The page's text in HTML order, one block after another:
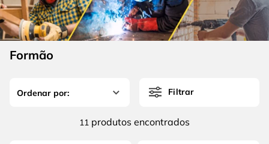
Formão
Filtrar
11 produtos
6º serra copo
7º luva
8º fio
alicate
4 º escada
5º serra circular
º serra copo
fio
lavadora alta pressão